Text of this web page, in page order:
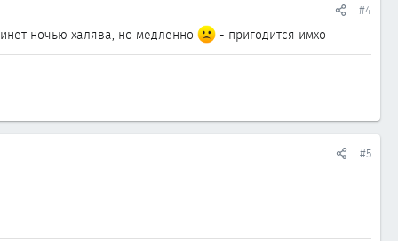
#4
ночью халява, но медленно - пригодится имхо
#5